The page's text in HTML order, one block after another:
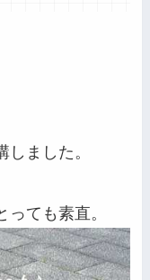
ました。
ても素直。